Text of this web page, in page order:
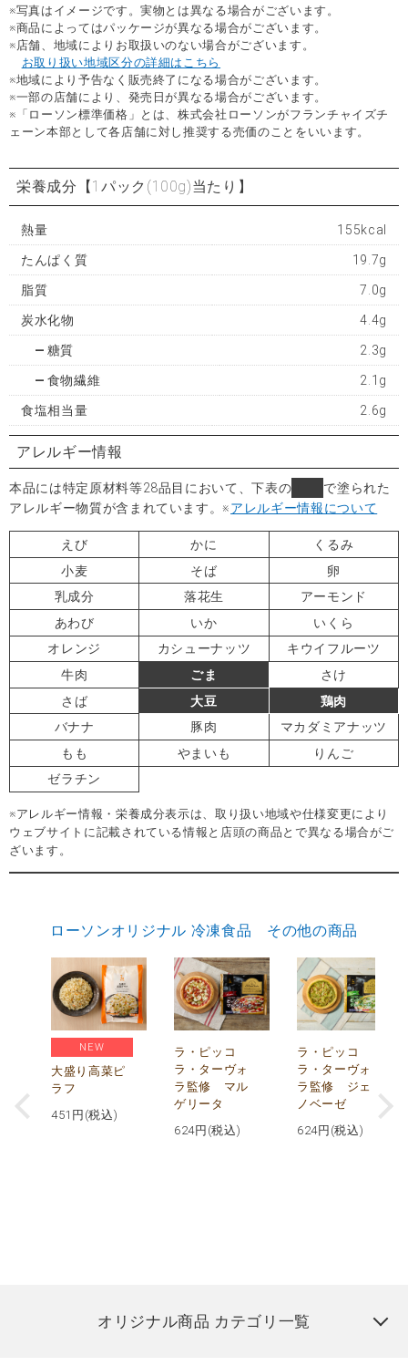
※写真はイメージです。実物とは異なる場合がございます。
※商品によってはパッケージが異なる場合がございます。
※店舗、地域によりお取扱いのない場合がございます。
お取り扱い地域区分の詳細はこちら
※地域により予告なく販売終了になる場合がございます。
※一部の店舗により、発売日が異なる場合がございます。
※「ローソン標準価格」とは、株式会社ローソンがフランチャイズチ
ェーン本部として各店舗に対し推奨する売価のことをいいます。
栄養成分 【1パック(100g)当たり】
熱量 155kcal
たんぱく質 19.7g
脂質 7.0g
炭水化物 4.4g
糖質 2.3g
食物繊維 2.1g
食塩相当量 2.6g
アレルギー情報
本品には特定原材料等28品目において、下表の
で塗られた
アレルギー物質が含まれています。※アレルギー情報について
えび かに
くるみ
小麦
そば
卵
乳成分
落花生
アーモンド
あわび
いか
いくら
オレンジ
カシューナッツ
キウイフルーツ
牛肉
ごま
さけ
さば
大豆
鶏肉
バナナ
豚肉
マカダミアナッツ
もも
やまいも
りんご
ゼラチン
※アレルギー情報・栄養成分表示は、取り扱い地域や仕様変更により
ウェブサイトに記載されている情報と店頭の商品とで異なる場合がご
ざいます。
ローソンオリジナル 冷凍食品 その他の商品
NEW
大盛り高菜ピ
ラフ
451 円(税込)
ラ・ピッコ
ラ・ターヴォ
ラ監修 マル
ゲリータ
624円(税込)
ラ・ピッコ
ラ・ターヴォ
ラ監修 ジェ
ノベーゼ
624円(税込)
オリジナル商品 カテゴリ一覧